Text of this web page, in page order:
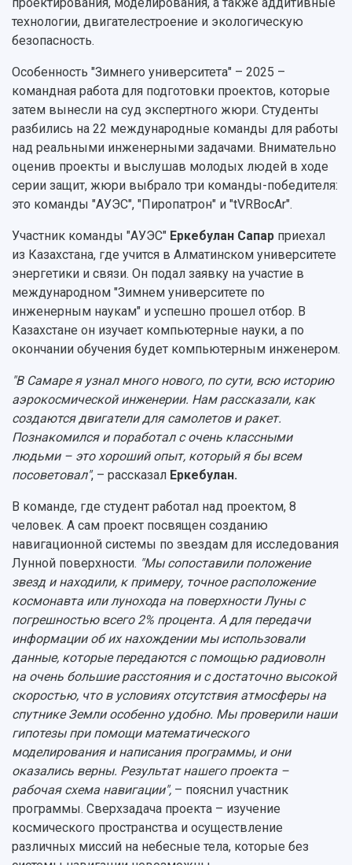
технологии, двигателестроение и экологическую
безопасность.
Особенность "Зимнего университета" – 2025 –
командная работа для подготовки проектов, которые
затем вынесли на суд экспертного жюри. Студенты
разбились на 22 международные команды для работы
над реальными инженерными задачами. Внимательно
оценив проекты и выслушав молодых людей в ходе
серии защит, жюри выбрало три команды-победителя:
это команды "АУЭС", "Пиропатрон" и "tVRBocAr".
Участник команды "АУЭС" Еркебулан Сапар приехал
из Казахстана, где учится в Алматинском университете
энергетики и связи. Он подал заявку на участие в
международном "Зимнем университете по
инженерным наукам" и успешно прошел отбор. В
Казахстане он изучает компьютерные науки, а по
окончании обучения будет компьютерным инженером.
"В Самаре я узнал много нового, по сути, всю историю
аэрокосмической инженерии. Нам рассказали, как
создаются двигатели для самолетов и ракет.
Познакомился и поработал с очень классными
людьми – это хороший опыт, который я бы всем
посоветовал", – рассказал Еркебулан.
В команде, где студент работал над проектом, 8
человек. А сам проект посвящен созданию
навигационной системы по звездам для исследования
Лунной поверхности. "Мы сопоставили положение
звезд и находили, к примеру, точное расположение
космонавта или лунохода на поверхности Луны с
погрешностью всего 2% процента. А для передачи
информации об их нахождении мы использовали
данные, которые передаются с помощью радиоволн
на очень большие расстояния и с достаточно высокой
скоростью, что в условиях отсутствия атмосферы на
спутнике Земли особенно удобно. Мы проверили наши
гипотезы при помощи математического
моделирования и написания программы, и они
оказались верны. Результат нашего проекта –
рабочая схема навигации", – пояснил участник
программы. Сверхзадача проекта – изучение
космического пространства и осуществление
различных миссий на небесные тела, которые без